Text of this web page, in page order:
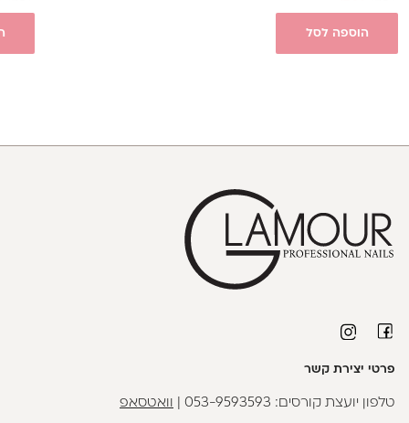
הוספה לסל
פרטי יצירת קשר
טלפון יועצת קורסים: 053-9593593 וואטסאפ